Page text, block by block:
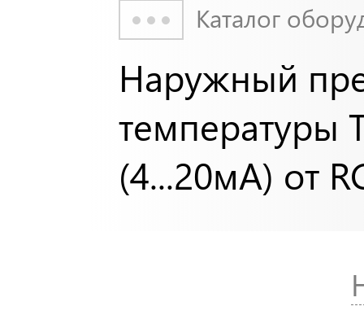
Каталог
Наружный
температуры
(4...20мА) от